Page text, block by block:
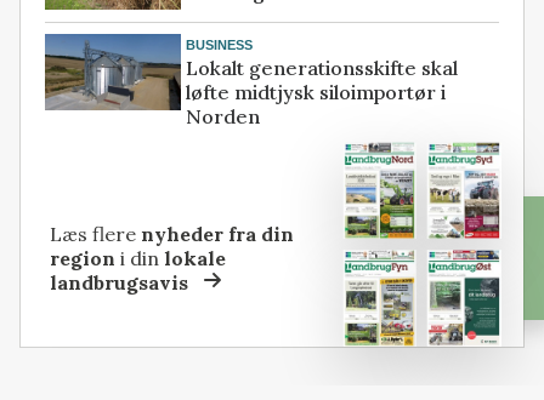
BUSINESS
Lokalt generationsskifte skal
løfte midtjysk siloimportør i
Norden
Læs flere nyheder fra din
region i dinlokale
landbrugsavis